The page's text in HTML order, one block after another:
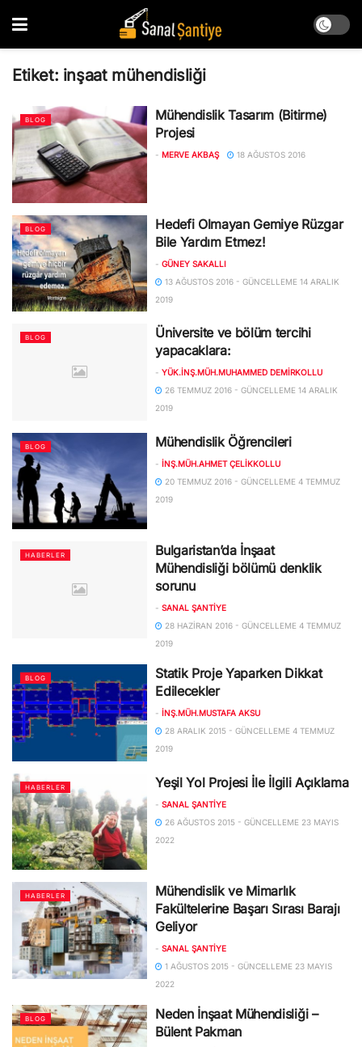
Etiket: inşaat mühendisliği
BLOG
Mühendislik Tasarım (Bitirme)
Projesi
- MERVE AKBAŞ 18 AĞUSTOS 2016
BLOG
Hedefi Olmayan Gemiye Rüzgar
Bile Yardım Etmez!
- GÜNEY SAKALLI
13 AĞUSTOS 2016 - GÜNCELLEME 14 ARALIK
2019
BLOG
Üniversite ve bölüm tercihi
yapacaklara:
- YÜK.İNŞ.MÜH.MUHAMMED DEMIRKOLLU
26 TEMMUZ 2016 - GÜNCELLEME 14 ARALIK
2019
BLOG Mühendislik Öğrencileri
- İNŞ.MÜH.AHMET ÇELIKKOLLU
20 TEMMUZ 2016 - GÜNCELLEME 4 TEMMUZ
2019
HABERLER
Bulgaristan’da İnşaat
Mühendisliği bölümü denklik
sorunu
- SANAL ŞANTIYE
28 HAZIRAN 2016 - GÜNCELLEME 4 TEMMUZ
2019
BLOG
Statik Proje Yaparken Dikkat
Edilecekler
- İNŞ.MÜH.MUSTAFA AKSU
28 ARALIK 2015 - GÜNCELLEME 4 TEMMUZ
2019
HABERLER Yeşil Yol Projesi İle İlgili Açıklama
- SANAL ŞANTIYE
26 AĞUSTOS 2015 - GÜNCELLEME 23 MAYIS
2022
HABERLER
Mühendislik ve Mimarlık
Fakültelerine Başarı Sırası Barajı
Geliyor
- SANAL ŞANTIYE
1 AĞUSTOS 2015 - GÜNCELLEME 23 MAYIS
2022
BLOG
Neden İnşaat Mühendisliği –
Bülent Pakman